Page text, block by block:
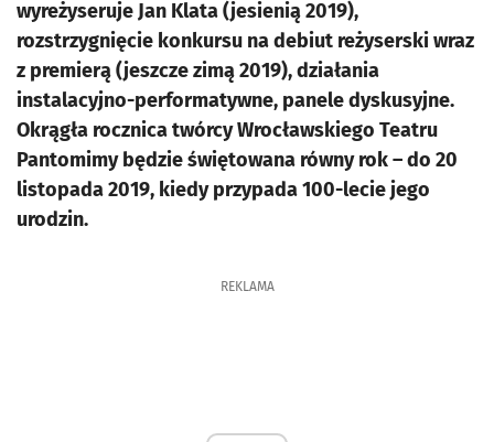
wyreżyseruje Jan Klata (jesienią 2019),
rozstrzygnięcie konkursu na debiut reżyserski wraz
z premierą (jeszcze zimą 2019), działania
instalacyjno-performatywne, panele dyskusyjne.
Okrągła rocznica twórcy Wrocławskiego Teatru
Pantomimy będzie świętowana równy rok – do 20
listopada 2019, kiedy przypada 100-lecie jego
urodzin.
REKLAMA